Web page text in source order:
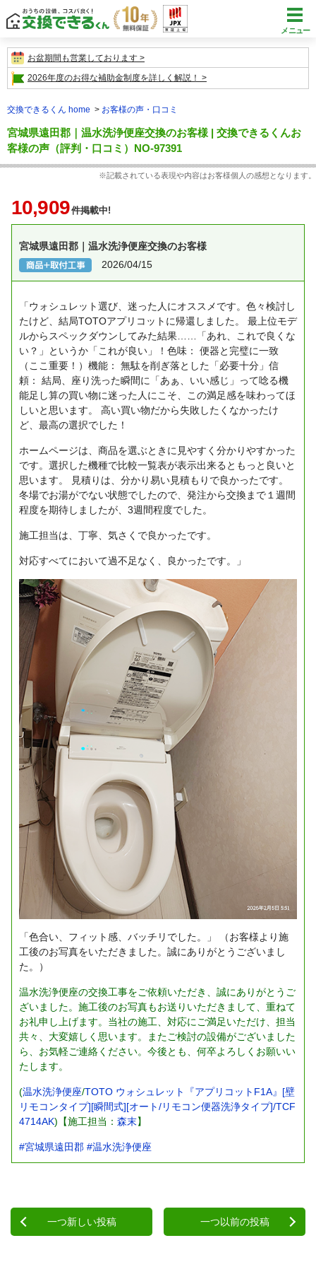
メニュー
お盆期間も営業しております
2026年度のお得な補助金制度を詳しく解説！
交換できるくん home お客様の声・口コミ
宮城県遠田郡｜温水洗浄便座交換のお客様 | 交換できるくんお
客様の声（評判・口コミ）NO-97391
※記載されている表現や内容はお客様個人の感想となります。
10,909件掲載中!
宮城県遠田郡｜温水洗浄便座交換のお客様
2026/04/15
「ウォシュレット選び、迷った人にオススメです。 ​色々検討し
たけど、結局TOTOアプリコットに帰還しました。
最上位モデ
ルからスペックダウンしてみた結果……「あれ、これで良くな
い？」というか「これが良い」！ ​色味： 便器と完璧に一致
（ここ重要！） ​機能： 無駄を削ぎ落とした「必要十分」 ​信
頼： 結局、座り洗った瞬間に「あぁ、いい感じ」って唸る​機
能足し算の買い物に迷った人にこそ、この満足感を味わってほ
しいと思います。
高い買い物だから失敗したくなかったけ
ど、最高の選択でした！
ホームページは、商品を選ぶときに見やすく分かりやすかった
です。選択した機種で比較一覧表が表示出来るともっと良いと
思います。
見積りは、分かり易い見積もりで良かったです。
冬場でお湯がでない状態でしたので、発注から交換まで１週間
程度を期待しましたが、3週間程度でした。
施工担当は、丁寧、気さくで良かったです。
対応すべてにおいて過不足なく、良かったです。」
「色合い、フィット感、バッチリでした。」
（お客様より施
工後のお写真をいただきました。誠にありがとうございまし
た。）
温水洗浄便座の交換工事をご依頼いただき、誠にありがとうご
ざいました。施工後のお写真もお送りいただきまして、重ねて
お礼申し上げます。当社の施工、対応にご満足いただけ、担当
共々、大変嬉しく思います。またご検討の設備がございました
ら、お気軽ご連絡ください。今後とも、何卒よろしくお願いい
たします。
(温水洗浄便座/TOTO ウォシュレット『アプリコットF1A』[壁
リモコンタイプ][瞬間式][オート/リモコン便器洗浄タイプ]/TCF
4714AK)【施工担当： 森末】
#宮城県遠田郡 #温水洗浄便座
一つ新しい投稿 一つ以前の投稿